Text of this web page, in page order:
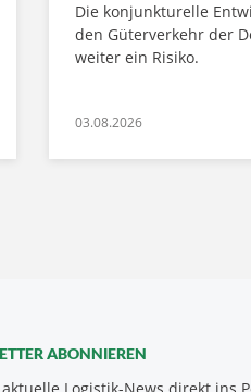
Die konjunkturelle
den Güterverkehr der
weiter ein Risiko.
03.08.2026
ABONNIEREN